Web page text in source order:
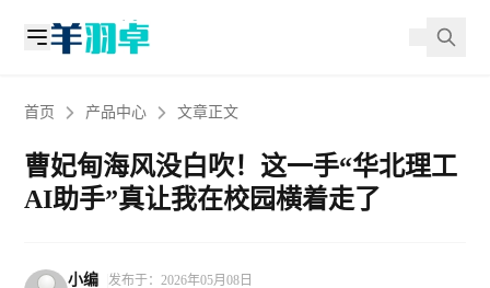
首页 产品中心 文章正文
曹妃甸海风没白吹！这一手“华北理工
AI助手”真让我在校园横着走了
小编
发布于：2026年05月08日